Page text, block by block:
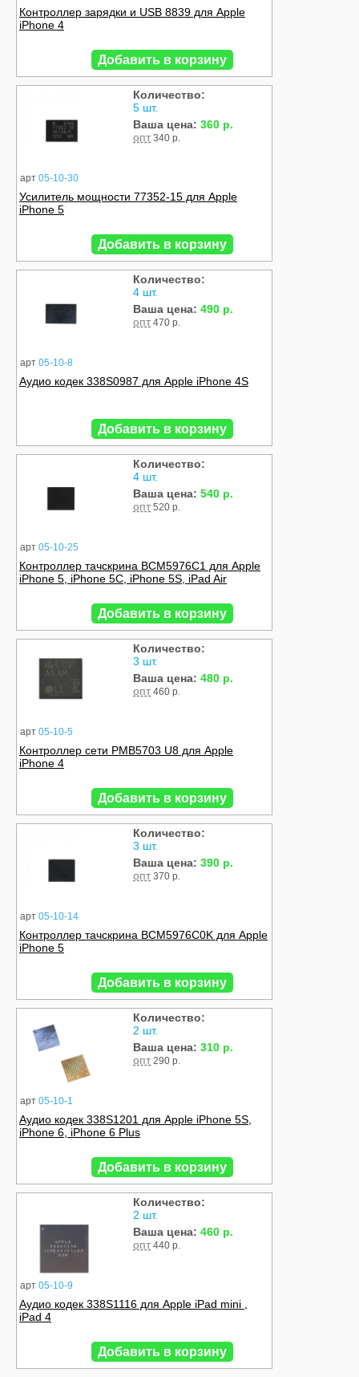
Контроллер зарядки и USB 8839 для Apple
iPhone 4
Добавить в корзину
арт 05-10-30
Количество:
5 шт.
Ваша цена: 360 р.
опт 340 р.
Усилитель мощности 77352-15 для Apple
iPhone 5
Добавить в корзину
арт 05-10-8
Количество:
4 шт.
Ваша цена: 490 р.
опт 470 р.
Аудио кодек 338S0987 для Apple iPhone 4S
Добавить в корзину
арт 05-10-25
Количество:
4 шт.
Ваша цена: 540 р.
опт 520 р.
Контроллер тачскрина BCM5976C1 для Apple
iPhone 5, iPhone 5C, iPhone 5S, iPad Air
Добавить в корзину
арт 05-10-5
Количество:
3 шт.
Ваша цена: 480 р.
опт 460 р.
Контроллер сети PMB5703 U8 для Apple
iPhone 4
Добавить в корзину
арт 05-10-14
Количество:
3 шт.
Ваша цена: 390 р.
опт 370 р.
Контроллер тачскрина BCM5976C0K для Apple
iPhone 5
Добавить в корзину
арт 05-10-1
Количество:
2 шт.
Ваша цена: 310 р.
опт 290 р.
Аудио кодек 338S1201 для Apple iPhone 5S,
iPhone 6, iPhone 6 Plus
Добавить в корзину
арт 05-10-9
Количество:
2 шт.
Ваша цена: 460 р.
опт 440 р.
Аудио кодек 338S1116 для Apple iPad mini ,
iPad 4
Добавить в корзину